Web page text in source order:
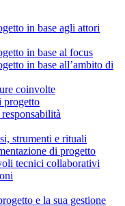
in base agli attori
in base al focus
in base all’ambito di
coinvolte
progetto
strumenti e rituali
di progetto
tecnici collaborativi
e la sua gestione